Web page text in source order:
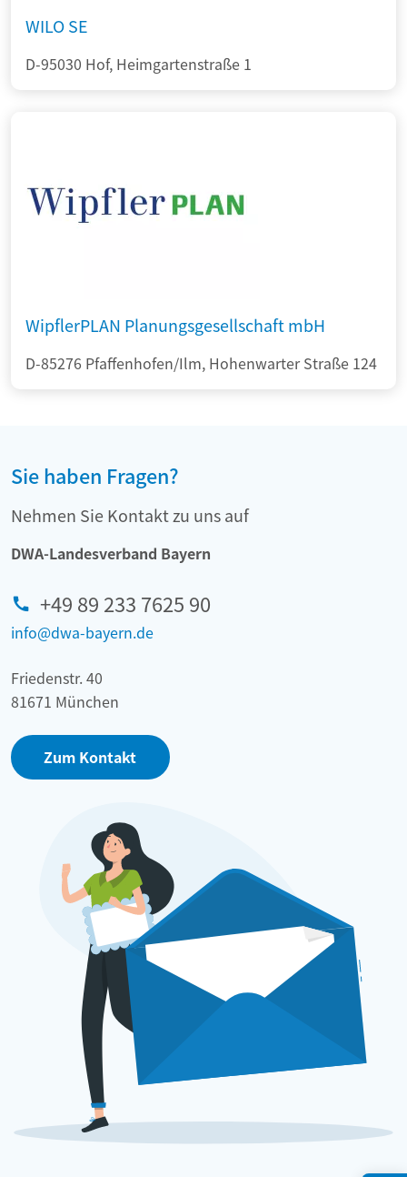
WILO SE
D-95030 Hof, Heimgartenstraße 1
WipflerPLAN Planungsgesellschaft mbH
D-85276 Pfaffenhofen/Ilm, Hohenwarter Straße 124
Sie haben Fragen?
Nehmen Sie Kontakt zu uns auf
DWA-Landesverband Bayern
+49 89 233 7625 90
info@dwa-bayern.de
Friedenstr. 40
81671 München
Zum Kontakt